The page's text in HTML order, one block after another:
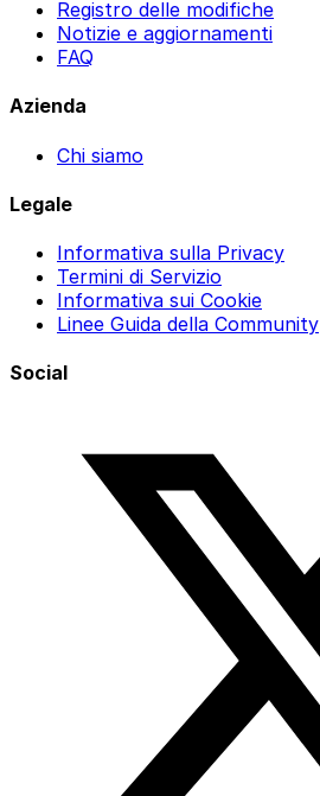
Registro delle modifiche
Notizie e aggiornamenti
FAQ
Azienda
Chi siamo
Legale
Informativa sulla Privacy
Termini di Servizio
Informativa sui Cookie
Linee Guida della Community
Social